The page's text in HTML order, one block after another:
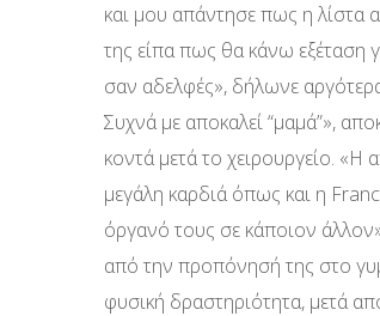
και μου απάντησε πως η λίστα
της είπα πως θα κάνω εξέταση
σαν αδελφές», δήλωνε
Συχνά με αποκαλεί “μαμά”»,
κοντά μετά το χειρουργείο. «Η
μεγάλη καρδιά όπως και η
όργανό τους σε κάποιον
από την προπόνησή της στο
φυσική δραστηριότητα, μετά